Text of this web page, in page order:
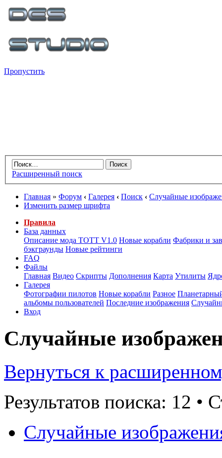
Пропустить
Расширенный поиск
Главная » Форум ‹ Галерея ‹ Поиск ‹ Случайные
Изменить размер шрифта
Правила
База данных
Описание мода ТОТТ V1.0 Новые корабли Фабрики и
бэкграунды Новые рейтинги
FAQ
Файлы
Главная Видео Скрипты Дополнения Карта Утилиты
Галерея
Фотографии пилотов Новые корабли Разное
альбомы пользователей Последние изображения
Вход
Случайные
Вернуться к
Результатов поиска: 12 •
Случайные